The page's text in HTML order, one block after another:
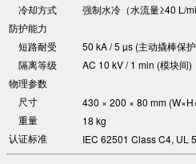
冷却方式
强制水冷（水流量≥40 L/
防护能力
短路耐受
50 kA / 5 µs (主动撬棒保
隔离等级
AC 10 kV / 1 min (模块间)
物理参数
尺寸
430 × 200 × 80 mm
重量
18 kg
认证标准
IEC 62501 Class C4, UL